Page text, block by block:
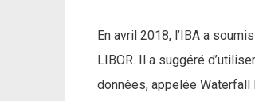
En avril 2018, l’IBA a
LIBOR. Il a suggéré
données, appelée